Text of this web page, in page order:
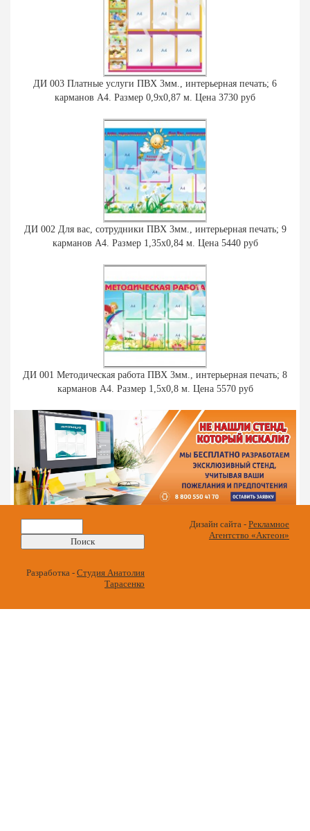
ДИ 003 Платные услуги ПВХ 3мм., интерьерная печать; 6
карманов А4. Размер 0,9х0,87 м. Цена 3730 руб
ДИ 002 Для вас, сотрудники ПВХ 3мм., интерьерная печать; 9
карманов А4. Размер 1,35х0,84 м. Цена 5440 руб
ДИ 001 Методическая работа ПВХ 3мм., интерьерная печать; 8
карманов А4. Размер 1,5х0,8 м. Цена 5570 руб
Найти: Дизайн сайта - Рекламное
Агентство «Актеон»
Разработка - Студия Анатолия
Тарасенко